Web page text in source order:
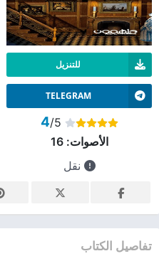
للتنزيل
TELEGRAM
4/5
الأصوات:16
نقل
تفاصيل الكتاب